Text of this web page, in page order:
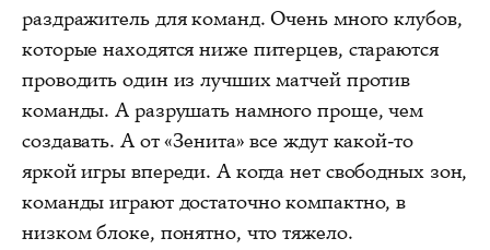
раздражитель для команд. Очень много клубов,
которые находятся ниже питерцев, стараются
проводить один из лучших матчей против
команды. А разрушать намного проще, чем
создавать. А от «Зенита» все ждут какой-то
яркой игры впереди. А когда нет свободных зон,
команды играют достаточно компактно, в
низком блоке, понятно, что тяжело.